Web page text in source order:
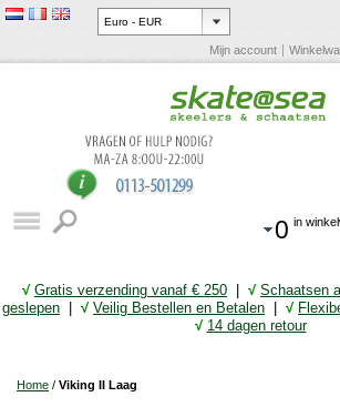
Mijn account
0 in
√ Gratis verzending vanaf € 250 √ Schaatsen
geslepen
√ Veilig Bestellen en Betalen √
√ 14 dagen retour
Home / Viking II Laag